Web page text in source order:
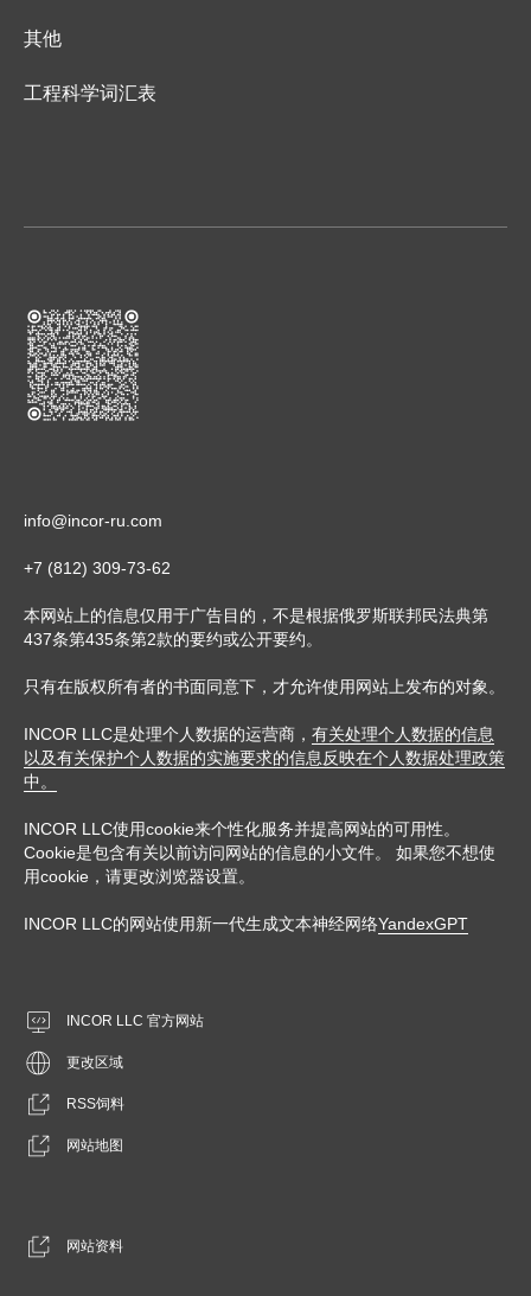
其他
工程科学词汇表
info@incor-ru.com
+7 (812) 309-73-62
本网站上的信息仅用于广告目的，不是根据俄罗斯联邦民法典第
437条第435条第2款的要约或公开要约。
只有在版权所有者的书面同意下，才允许使用网站上发布的对象。
INCOR LLC是处理个人数据的运营商， 有关处理个人数据的信息
以及有关保护个人数据的实施要求的信息反映在个人数据处理政策
中。
INCOR LLC使用cookie来个性化服务并提高网站的可用性。
Cookie是包含有关以前访问网站的信息的小文件。 如果您不想使
用cookie，请更改浏览器设置。
INCOR LLC的网站使用新一代生成文本神经网络YandexGPT
INCOR LLC 官方网站
更改区域
RSS饲料
网站地图
网站资料